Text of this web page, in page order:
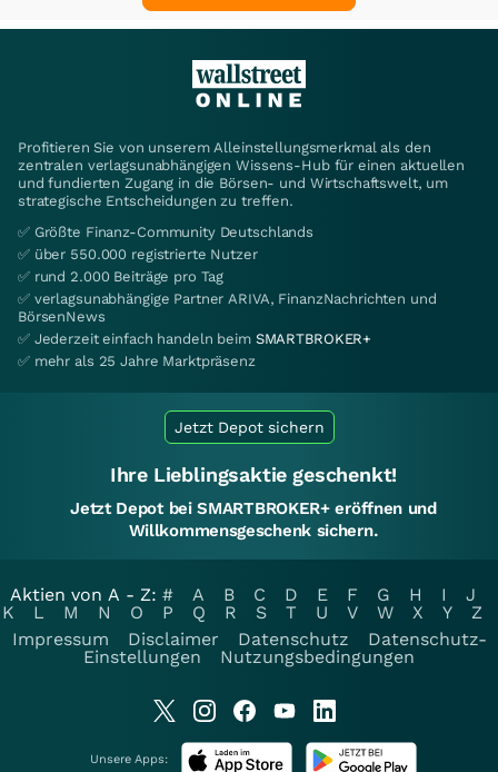
Profitieren Sie von unserem Alleinstellungsmerkmal als den
zentralen verlagsunabhängigen Wissens-Hub für einen aktuellen
und fundierten Zugang in die Börsen- und Wirtschaftswelt, um
strategische Entscheidungen zu treffen.
✅ Größte Finanz-Community Deutschlands
✅ über 550.000 registrierte Nutzer
✅ rund 2.000 Beiträge pro Tag
✅ verlagsunabhängige Partner ARIVA, FinanzNachrichten und
BörsenNews
✅ Jederzeit einfach handeln beim SMARTBROKER+
✅ mehr als 25 Jahre Marktpräsenz
Jetzt Depot sichern
Ihre Lieblingsaktie geschenkt!
Jetzt Depot bei SMARTBROKER+ eröffnen und
Willkommensgeschenk sichern.
Aktien von A - Z: # A B C D E F G H I
J
K
L M N O P Q R S T U V W X Y
Z
Impressum
Disclaimer Datenschutz
Datenschutz-
Einstellungen
Nutzungsbedingungen
Unsere Apps: